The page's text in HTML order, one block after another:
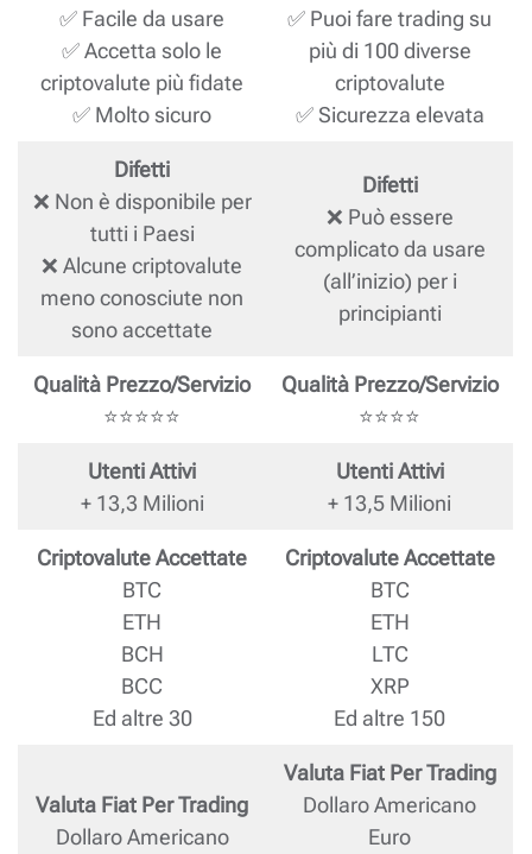
✅ Facile da usare
✅ Accetta solo le
criptovalute più fidate
✅ Molto sicuro
✅ Puoi fare trading su
più di 100 diverse
criptovalute
✅ Sicurezza elevata
Difetti
❌ Non è disponibile per
tutti i Paesi
❌ Alcune criptovalute
meno conosciute non
sono accettate
Difetti
❌ Può essere
complicato da usare
(all’inizio) per i
principianti
Qualità Prezzo/Servizio
⭐⭐⭐⭐⭐
Qualità Prezzo/Servizio
⭐⭐⭐⭐
Utenti Attivi
+ 13,3 Milioni
Utenti Attivi
+ 13,5 Milioni
Criptovalute Accettate
BTC
ETH
BCH
BCC
Ed altre 30
Criptovalute Accettate
BTC
ETH
LTC
XRP
Ed altre 150
Valuta Fiat Per Trading
Dollaro Americano
Valuta Fiat Per Trading
Dollaro Americano
Euro